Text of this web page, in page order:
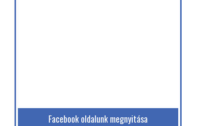
Facebook oldalunk megnyitása